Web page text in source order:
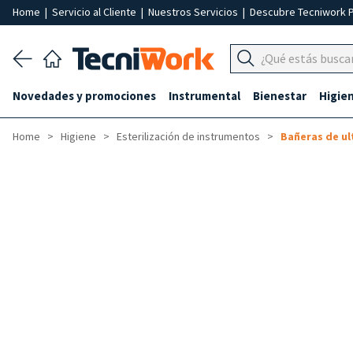
Home | Servicio al Cliente | Nuestros Servicios | Descubre Tecniwork
Novedades y promociones Instrumental Bienestar
Home Higiene Esterilización de instrumentos Bañeras de